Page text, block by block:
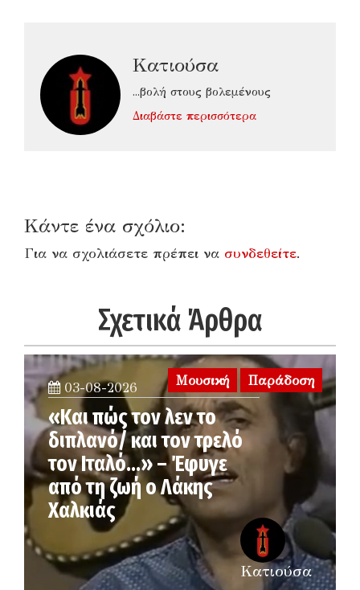
Κατιούσα
...βολή στους βολεμένους
Διαβάστε περισσότερα
Κάντε ένα σχόλιο:
Για να σχολιάσετε πρέπει να συνδεθείτε.
Σχετικά Άρθρα
Μουσική Παράδοση
03-08-2026
«Και πώς τον λεν το
διπλανό/ και τον τρελό
τον Ιταλό…» – Έφυγε
από τη ζωή ο Λάκης
Χαλκιάς
Κατιούσα